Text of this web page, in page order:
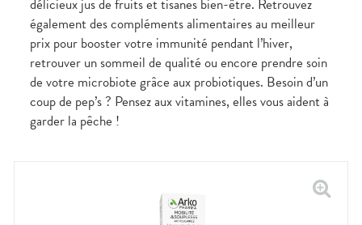
Toux
sèches
lourdes
délicieux jus de fruits et tisanes bien-être. Retrouvez
également des compléments alimentaires au meilleur
prix pour booster votre immunité pendant l’hiver,
retrouver un sommeil de qualité ou encore prendre soin
de votre microbiote grâce aux probiotiques. Besoin d’un
coup de pep’s ? Pensez aux vitamines, elles vous aident à
garder la pêche !